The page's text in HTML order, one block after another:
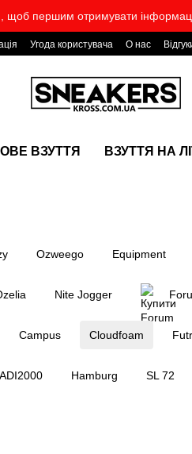
щоб першим отримувати
Угода користувача О нас
ВЗУТТЯ ВЗУТТЯ НА
Ozweego Equipment
Nite Jogger
Campus Cloudfoam
ADI2000 Hamburg SL 72